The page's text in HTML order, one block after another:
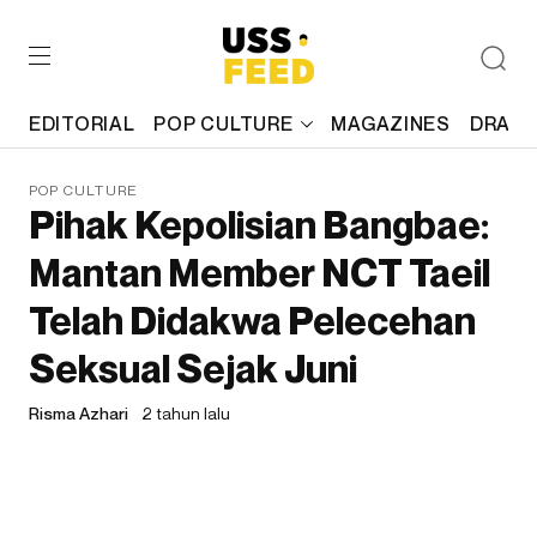
EDITORIAL POP CULTURE MAGAZINES
POP CULTURE
Pihak Kepolisian Bangbae:
Mantan Member NCT Taeil
Telah Didakwa Pelecehan
Seksual Sejak Juni
Risma Azhari 2 tahun lalu